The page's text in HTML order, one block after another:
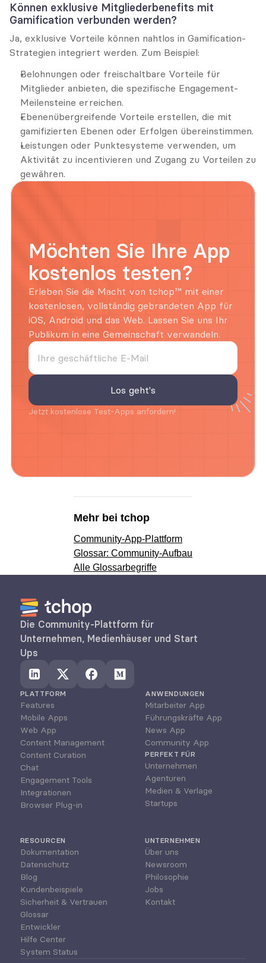
Können exklusive Mitgliederbenefits mit
Gamification verbunden werden?
Ja, exklusive Vorteile können nahtlos in Gamification-
Strategien integriert werden. Zum Beispiel:
Belohnungen oder freischaltbare Vorteile für
Mitglieder anbieten, die spezifische Engagement-
Meilensteine erreichen.
Ebenenübergreifende Vorteile erstellen, die mit
gamifizierten Ebenen oder Erfolgen übereinstimmen.
Leistungen oder Punktesysteme verwenden, um
Aktivität zu incentivieren und Zugang zu Vorteilen zu
gewähren.
Möchten Sie Ihre App
kostenlos testen?
Erleben Sie die Macht von tchop™ mit einer
kostenlosen, vollständig gebrandeten App für
iOS, Android und das Web. Lassen Sie uns Ihr
Publikum in eine Gemeinschaft verwandeln.
Jetzt kostenlose Test-Apps anfordern!
Mehr bei tchop
Community-App-Plattform
Glossar: Community-Aufbau
Alle Glossarbegriffe
Die Community-Plattform für
Unternehmen, Medienhäuser und Start
Ups
PLATTFORM
Features
Mobile Apps
Web App
Content Management
Content Curation
Chat
Engagement Tools
Integrationen
Browser Plug-in
ANWENDUNGEN
Mitarbeiter App
Führungskräfte App
News App
Community App
PERFEKT FÜR
Unternehmen
Agenturen
Medien & Verlage
Startups
RESOURCEN
Dokumentation
Datenschutz
Blog
Kundenbeispiele
Sicherheit & Vertrauen
Glossar
Entwickler
Hilfe Center
System Status
UNTERNEHMEN
Über uns
Newsroom
Philosophie
Jobs
Kontakt